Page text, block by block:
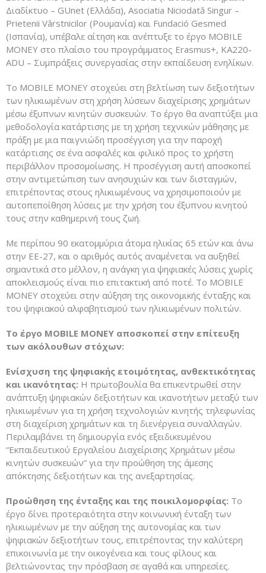
Διαδίκτυο – GUnet (Ελλάδα), Asociatia Niciodată Singur –
Prietenii Vârstnicilor (Ρουμανία) και Fundació Gesmed
(Ισπανία), υπέβαλε αίτηση και ανέπτυξε το έργο MOBILE
MONEY στο πλαίσιο του προγράμματος Erasmus+, KA220-
ADU – Συμπράξεις συνεργασίας στην εκπαίδευση ενηλίκων.
Το MOBILE MONEY στοχεύει στη βελτίωση των δεξιοτήτων
των ηλικιωμένων στη χρήση λύσεων διαχείρισης χρημάτων
μέσω έξυπνων κινητών συσκευών. Το έργο θα αναπτύξει μια
μεθοδολογία κατάρτισης με τη χρήση τεχνικών μάθησης με
πράξη με μια παιγνιώδη προσέγγιση για την παροχή
κατάρτισης σε ένα ασφαλές και φιλικό προς το χρήστη
περιβάλλον προσομοίωσης. Η προσέγγιση αυτή αποσκοπεί
στην αντιμετώπιση των ανησυχιών και των δισταγμών,
επιτρέποντας στους ηλικιωμένους να χρησιμοποιούν με
αυτοπεποίθηση λύσεις με την χρήση του έξυπνου κινητού
τους στην καθημερινή τους ζωή.
Με περίπου 90 εκατομμύρια άτομα ηλικίας 65 ετών και άνω
στην ΕΕ-27, και ο αριθμός αυτός αναμένεται να αυξηθεί
σημαντικά στο μέλλον, η ανάγκη για ψηφιακές λύσεις χωρίς
αποκλεισμούς είναι πιο επιτακτική από ποτέ. Το MOBILE
MONEY στοχεύει στην αύξηση της οικονομικής ένταξης και
του ψηφιακού αλφαβητισμού των ηλικιωμένων πολιτών.
Το έργο MOBILE MONEY αποσκοπεί στην επίτευξη
των ακόλουθων στόχων:
Ενίσχυση της ψηφιακής ετοιμότητας, ανθεκτικότητας
και ικανότητας: Η πρωτοβουλία θα επικεντρωθεί στην
ανάπτυξη ψηφιακών δεξιοτήτων και ικανοτήτων μεταξύ των
ηλικιωμένων για τη χρήση τεχνολογιών κινητής τηλεφωνίας
στη διαχείριση χρημάτων και τη διενέργεια συναλλαγών.
Περιλαμβάνει τη δημιουργία ενός εξειδικευμένου
“Εκπαιδευτικού Εργαλείου Διαχείρισης Χρημάτων μέσω
κινητών συσκευών” για την προώθηση της άμεσης
απόκτησης δεξιοτήτων και της ανεξαρτησίας.
Προώθηση της ένταξης και της ποικιλομορφίας: Το
έργο δίνει προτεραιότητα στην κοινωνική ένταξη των
ηλικιωμένων με την αύξηση της αυτονομίας και των
ψηφιακών δεξιοτήτων τους, επιτρέποντας την καλύτερη
επικοινωνία με την οικογένεια και τους φίλους και
βελτιώνοντας την πρόσβαση σε αγαθά και υπηρεσίες.